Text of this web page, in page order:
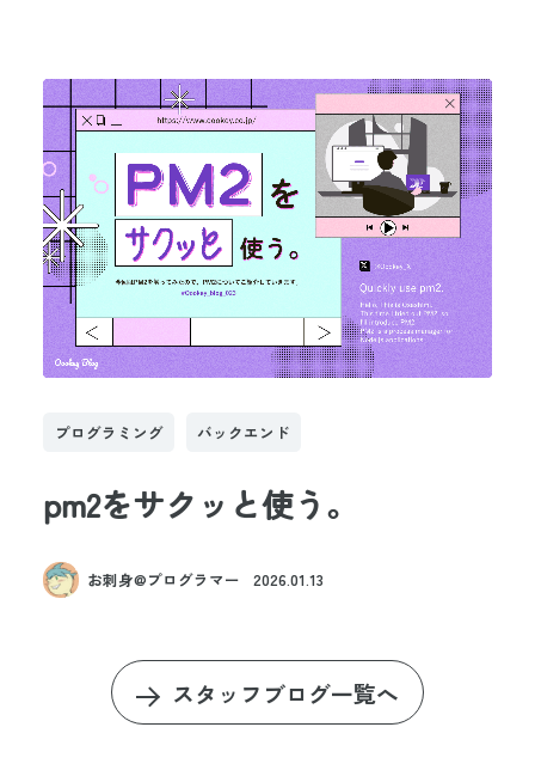
プログラミング バックエンド
pm2をサクッと使う。
お刺身@プログラマー 2026.01.13
スタッフブログ一覧へ